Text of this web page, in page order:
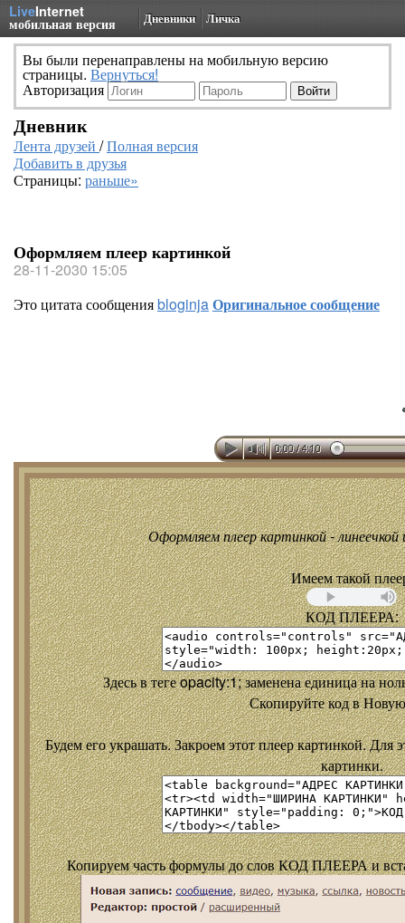
LiveInternet
мобильная версия Дневники Личка
Вы были перенаправлены на мобильную версию
страницы. Вернуться!
Авторизация
Дневник
Лента друзей /Полная версия
Добавить в друзья
Страницы: раньше»
Оформляем плеер картинкой
28-11-2030 15:05
Это цитата сообщенияbloginjaОригинальное сообщение
Оформляем плеер картинкой - линеечкой
Имеем такой
КОД ПЛЕЕРА:
Здесь в теге opacity:1; заменена единица на
Скопируйте код в
Будем его украшать. Закроем этот плеер картинкой. Для
картинки.
Копируем часть формулы до слов КОД ПЛЕЕРА и